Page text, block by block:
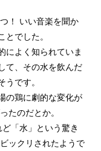
！ いい音楽を聞か
でした。
によく知られていま
て、その水を飲んだ
です。
の鶏に劇的な変化が
たのだとか。
「水」という驚き
ックリされたようで